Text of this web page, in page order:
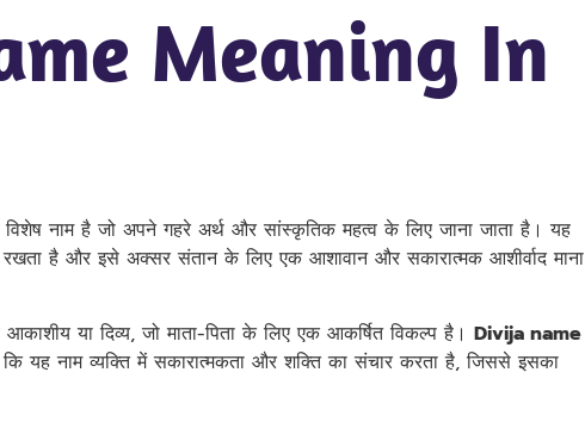
Meaning In
नाम है जो अपने गहरे अर्थ और सांस्कृतिक महत्व के लिए जाना जाता है। यह
रखता है और इसे अक्सर संतान के लिए एक आशावान और सकारात्मक आशीर्वाद माना
या दिव्य, जो माता-पिता के लिए एक आकर्षित विकल्प है। Divija name
यह नाम व्यक्ति में सकारात्मकता और शक्ति का संचार करता है, जिससे इसका